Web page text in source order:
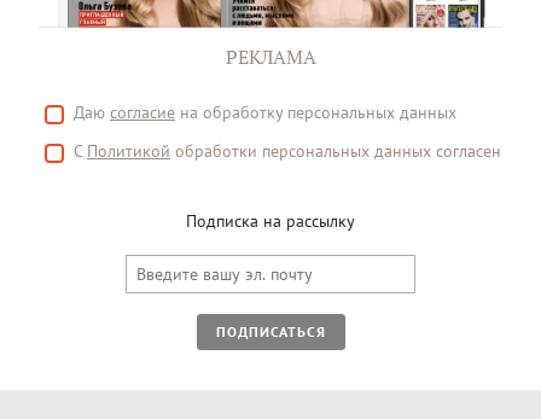
РЕКЛАМА
Даю согласие на обработку персональных данных
С Политикой обработки персональных данных согласен
Подписка на рассылку
ПОДПИСАТЬСЯ